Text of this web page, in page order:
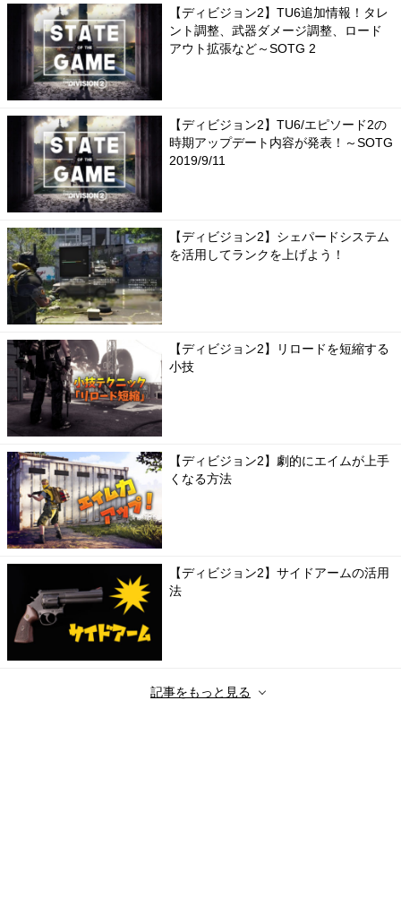
【ディビジョン2】TU6追加情報！タレ
ント調整、武器ダメージ調整、ロード
アウト拡張など～SOTG 2
【ディビジョン2】TU6/エピソード2の
時期アップデート内容が発表！～SOTG
2019/9/11
【ディビジョン2】シェパードシステム
を活用してランクを上げよう！
【ディビジョン2】リロードを短縮する
小技
【ディビジョン2】劇的にエイムが上手
くなる方法
【ディビジョン2】サイドアームの活用
法
記事をもっと見る